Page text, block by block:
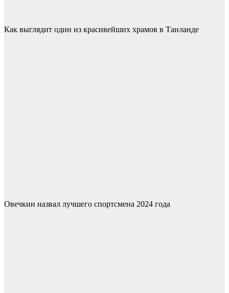
Как выглядит один из красивейших храмов в Таиланде
Овечкин назвал лучшего спортсмена 2024 года